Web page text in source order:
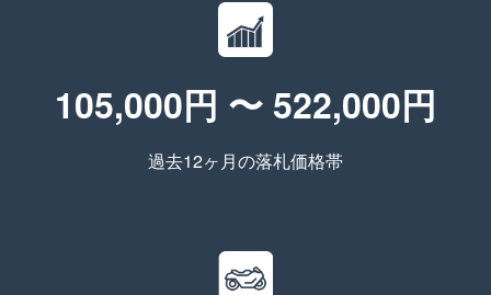
105,000円 〜 522,000円
過去12ヶ月の落札価格帯